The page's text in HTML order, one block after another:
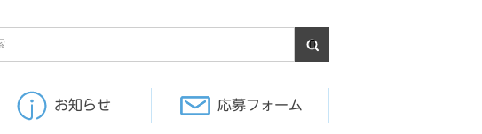
お知らせ 応募フォーム